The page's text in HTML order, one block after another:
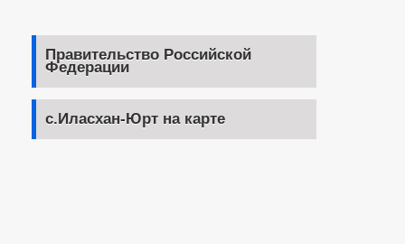
Правительство Российской
Федерации
с.Иласхан-Юрт на карте